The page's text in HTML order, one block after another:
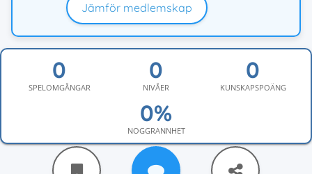
Jämför medlemskap
SPELOMGÅNGAR NIVÅER KUNSKAPSPOÄNG
NOGGRANNHET